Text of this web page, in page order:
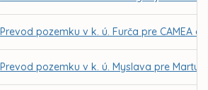
Prevod pozemku v k. ú. Furča pre CAMEA
Prevod pozemku v k. ú. Myslava pre